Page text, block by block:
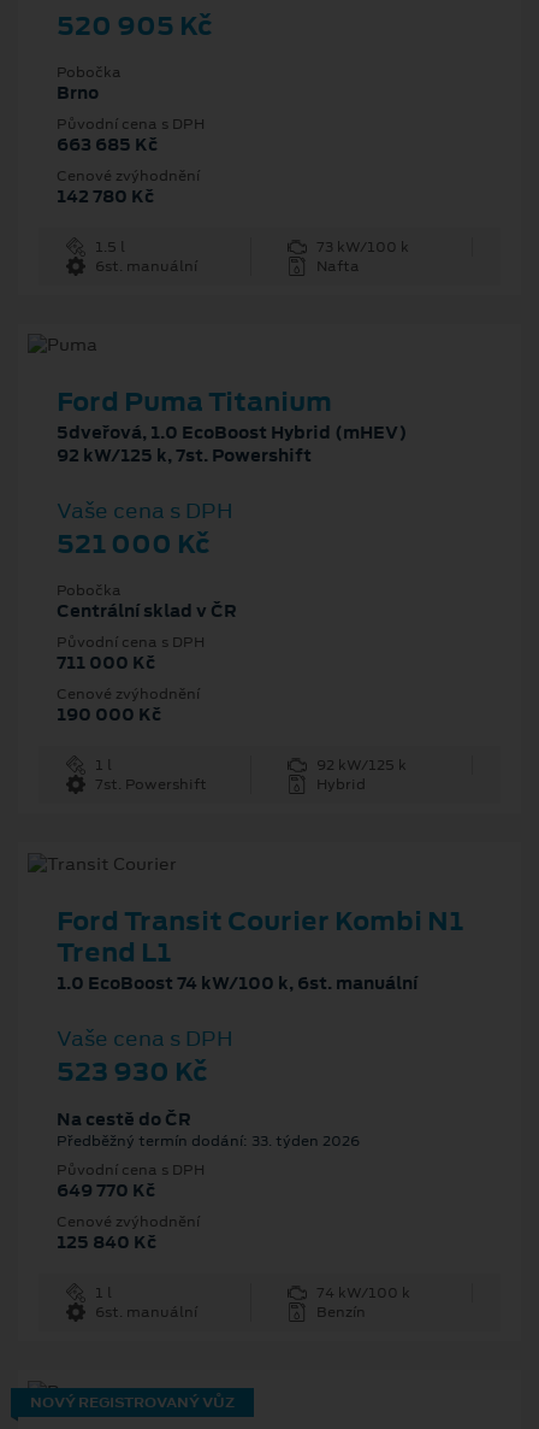
520 905 Kč
Pobočka
Brno
Původní cena s DPH
663 685 Kč
Cenové zvýhodnění
142 780 Kč
1.5 l
73 kW/100 k
6st. manuální
Nafta
Ford Puma Titanium
5dveřová, 1.0 EcoBoost Hybrid (mHEV)
92 kW/125 k, 7st. Powershift
Vaše cena s DPH
521 000 Kč
Pobočka
Centrální sklad v ČR
Původní cena s DPH
711 000 Kč
Cenové zvýhodnění
190 000 Kč
1 l
92 kW/125 k
7st. Powershift
Hybrid
Ford Transit Courier Kombi N1
Trend L1
1.0 EcoBoost 74 kW/100 k, 6st. manuální
Vaše cena s DPH
523 930 Kč
Na cestě do ČR
Předběžný termín dodání: 33. týden 2026
Původní cena s DPH
649 770 Kč
Cenové zvýhodnění
125 840 Kč
1 l
74 kW/100 k
6st. manuální
Benzín
NOVÝ REGISTROVANÝ VŮZ